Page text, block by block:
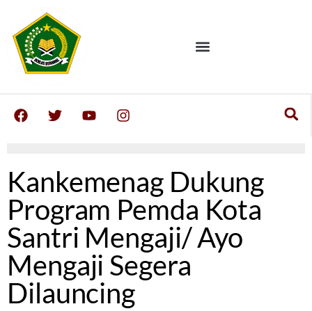
Kankemenag Dukung
Program Pemda Kota
Santri Mengaji/ Ayo
Mengaji Segera
Dilauncing